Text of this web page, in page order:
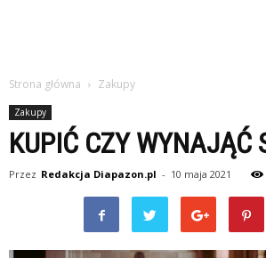
Strona główna Zakupy
Zakupy
KUPIĆ CZY WYNAJĄĆ
Przez Redakcja Diapazon.pl - 10 maja 2021